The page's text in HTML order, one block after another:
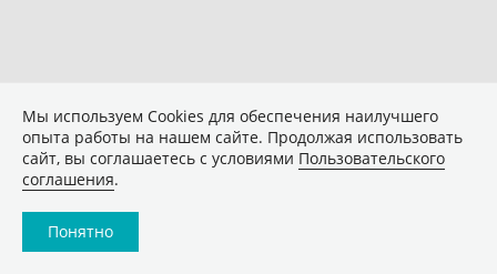
Мы используем Сookies для обеспечения наилучшего
опыта работы на нашем сайте. Продолжая использовать
сайт, вы соглашаетесь с условиями Пользовательского
соглашения.
Понятно